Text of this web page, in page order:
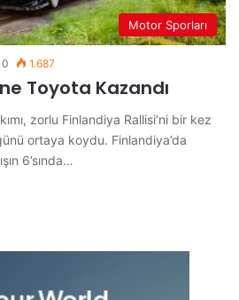
Motor Sporları
0 1.687
Toyota Kazandı
zorlu Finlandiya Rallisi’ni bir kez
ortaya koydu. Finlandiya’da
6’sında…